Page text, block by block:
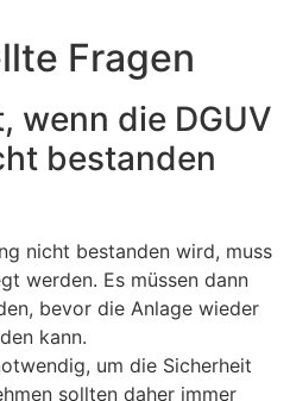
Fragen
wenn die DGUV
bestanden
nicht bestanden wird, muss
werden. Es müssen dann
bevor die Anlage wieder
kann.
um die Sicherheit
sollten daher immer